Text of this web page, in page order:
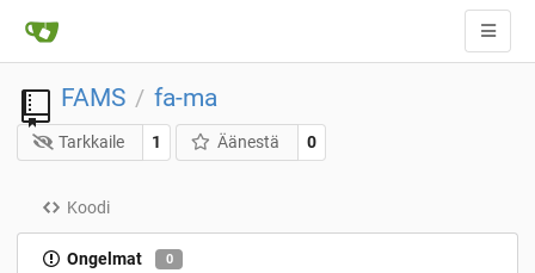
FAMS / fa-ma
Tarkkaile 1 Äänestä 0
Koodi
Ongelmat 0